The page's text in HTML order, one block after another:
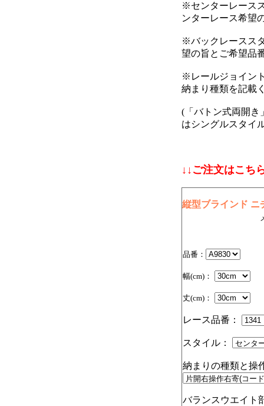
※センターレース
ンターレース希望
※バックレースス
望の旨とご希望品
※レールジョイン
納まり種類を記載
(「バトン式両開き
はシングルスタイ
↓↓ご注文はこち
縦型ブラインド ニ
品番：
幅(cm)：
丈(cm)：
レース品番：
スタイル：
納まりの種類と操
バランスウエイト